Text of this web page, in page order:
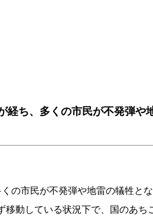
経ち、多くの市民が不発弾や
の市民が不発弾や地雷の犠牲と
移動している状況下で、国のあ